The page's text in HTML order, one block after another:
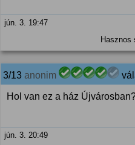
jún. 3. 19:47
Hasznos
3/13 anonim
Hol van ez a ház
jún. 3. 20:49